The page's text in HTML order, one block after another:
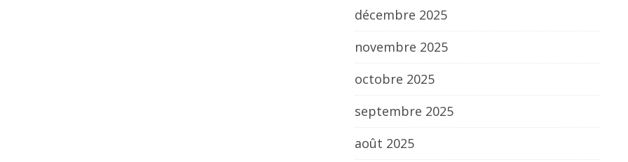
décembre 2025
novembre 2025
octobre 2025
septembre 2025
août 2025